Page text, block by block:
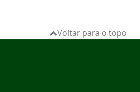
Voltar para o topo